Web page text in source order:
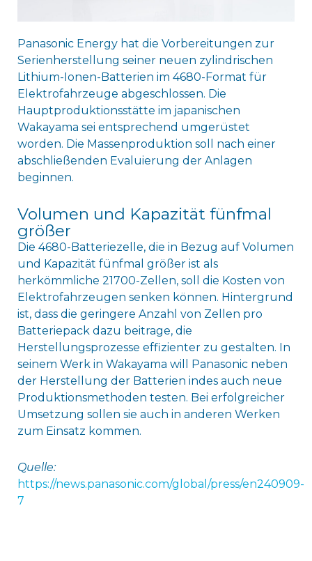
Panasonic Energy hat die Vorbereitungen zur
Serienherstellung seiner neuen zylindrischen
Lithium-Ionen-Batterien im 4680-Format für
Elektrofahrzeuge abgeschlossen. Die
Hauptproduktionsstätte im japanischen
Wakayama sei entsprechend umgerüstet
worden. Die Massenproduktion soll nach einer
abschließenden Evaluierung der Anlagen
beginnen.
Volumen und Kapazität fünfmal
größer
Die 4680-Batteriezelle, die in Bezug auf Volumen
und Kapazität fünfmal größer ist als
herkömmliche 21700-Zellen, soll die Kosten von
Elektrofahrzeugen senken können. Hintergrund
ist, dass die geringere Anzahl von Zellen pro
Batteriepack dazu beitrage, die
Herstellungsprozesse effizienter zu gestalten. In
seinem Werk in Wakayama will Panasonic neben
der Herstellung der Batterien indes auch neue
Produktionsmethoden testen. Bei erfolgreicher
Umsetzung sollen sie auch in anderen Werken
zum Einsatz kommen.
Quelle:
https://news.panasonic.com/global/press/en240909-
7